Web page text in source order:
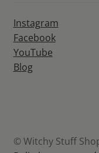
Instagram
Facebook
YouTube
Blog
© Witchy Stuff